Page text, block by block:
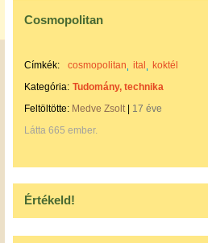
Cosmopolitan
Címkék: cosmopolitan ital
koktél
Kategória: Tudomány, technika
Feltöltötte: Medve Zsolt| 17 éve
Látta 665 ember.
Értékeld!